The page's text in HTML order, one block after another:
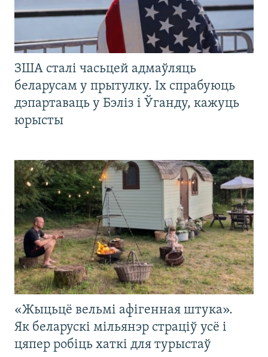
ЗША сталі часьцей адмаўляць
беларусам у прытулку. Іх спрабуюць
дэпартаваць у Бэліз і Ўганду, кажуць
юрысты
«Жыцьцё вельмі афігенная штука».
Як беларускі мільянэр страціў усё і
цяпер робіць хаткі для турыстаў